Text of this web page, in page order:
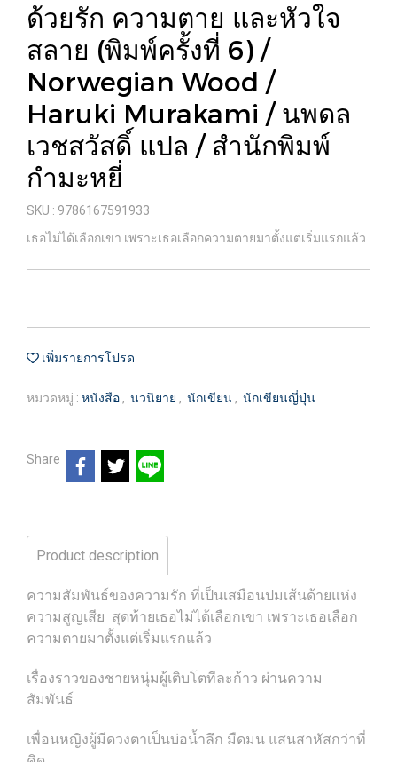
ด้วยรัก ความตาย และหัวใจ
สลาย (พิมพ์ครั้งที่ 6) /
Norwegian Wood /
Haruki Murakami / นพดล
เวชสวัสดิ์ แปล / สำนักพิมพ์
กำมะหยี่
SKU : 9786167591933
เธอไม่ได้เลือกเขา เพราะเธอเลือกความตายมาตั้งแต่เริ่มแรกแล้ว
เพิ่มรายการโปรด
หมวดหมู่ : หนังสือ , นวนิยาย , นักเขียน , นักเขียนญี่ปุ่น
Share
Product description
ความสัมพันธ์ของความรัก ที่เป็นเสมือนปมเส้นด้ายแห่ง
ความสูญเสีย สุดท้ายเธอไม่ได้เลือกเขา เพราะเธอเลือก
ความตายมาตั้งแต่เริ่มแรกแล้ว
เรื่องราวของชายหนุ่มผู้เติบโตทีละก้าว ผ่านความ
สัมพันธ์
เพื่อนหญิงผู้มีดวงตาเป็นบ่อน้ำลึก มืดมน แสนสาหัสกว่าที่